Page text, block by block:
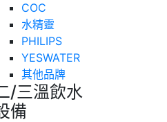
COC
水精靈
PHILIPS
YESWATER
其他品牌
/三溫飲水
備